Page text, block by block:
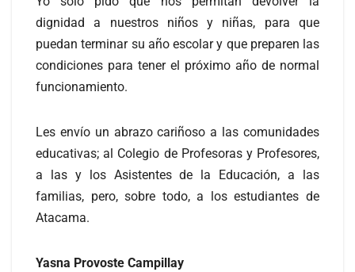
dignidad a nuestros niños y niñas, para que
puedan terminar su año escolar y que preparen las
condiciones para tener el próximo año de normal
funcionamiento.
Les envío un abrazo cariñoso a las comunidades
educativas; al Colegio de Profesoras y Profesores,
a las y los Asistentes de la Educación, a las
familias, pero, sobre todo, a los estudiantes de
Atacama.
Yasna Provoste Campillay